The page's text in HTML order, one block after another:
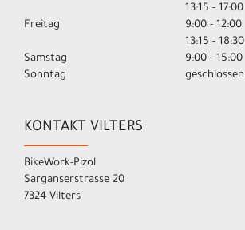
13:15 - 17:00
Freitag
9:00 - 12:00
13:15 - 18:30
Samstag
9:00 - 15:00
Sonntag
geschlossen
KONTAKT VILTERS
BikeWork-Pizol
Sarganserstrasse 20
7324 Vilters